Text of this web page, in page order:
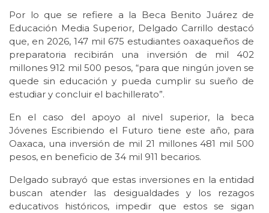
Por lo que se refiere a la Beca Benito Juárez de
Educación Media Superior, Delgado Carrillo destacó
que, en 2026, 147 mil 675 estudiantes oaxaqueños de
preparatoria recibirán una inversión de mil 402
millones 912 mil 500 pesos, “para que ningún joven se
quede sin educación y pueda cumplir su sueño de
estudiar y concluir el bachillerato”.
En el caso del apoyo al nivel superior, la beca
Jóvenes Escribiendo el Futuro tiene este año, para
Oaxaca, una inversión de mil 21 millones 481 mil 500
pesos, en beneficio de 34 mil 911 becarios.
Delgado subrayó que estas inversiones en la entidad
buscan atender las desigualdades y los rezagos
educativos históricos, impedir que estos se sigan